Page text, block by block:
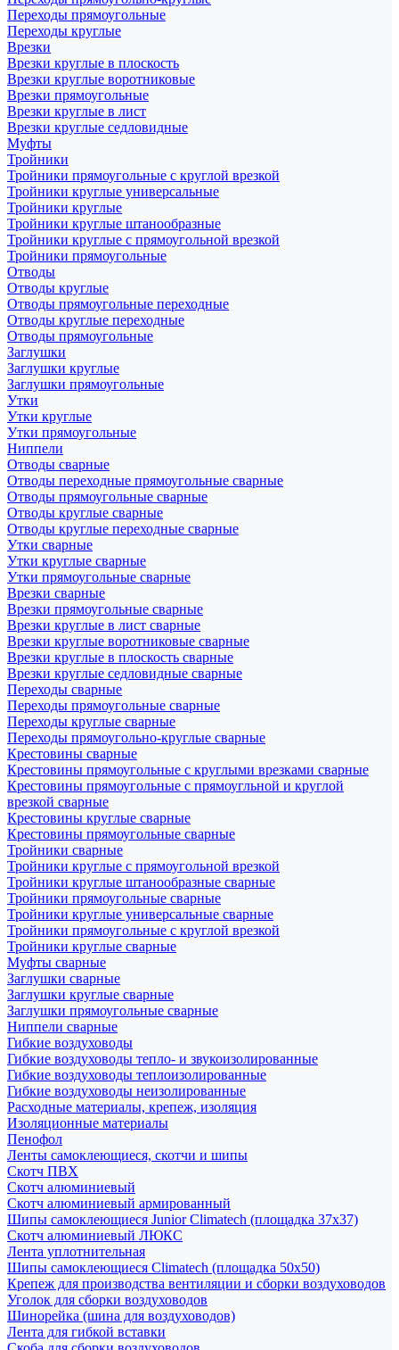
Переходы прямоугольные
Переходы круглые
Врезки
Врезки круглые в плоскость
Врезки круглые воротниковые
Врезки прямоугольные
Врезки круглые в лист
Врезки круглые седловидные
Муфты
Тройники
Тройники прямоугольные с круглой врезкой
Тройники круглые универсальные
Тройники круглые
Тройники круглые штанообразные
Тройники круглые с прямоугольной врезкой
Тройники прямоугольные
Отводы
Отводы круглые
Отводы прямоугольные переходные
Отводы круглые переходные
Отводы прямоугольные
Заглушки
Заглушки круглые
Заглушки прямоугольные
Утки
Утки круглые
Утки прямоугольные
Ниппели
Отводы сварные
Отводы переходные прямоугольные сварные
Отводы прямоугольные сварные
Отводы круглые сварные
Отводы круглые переходные сварные
Утки сварные
Утки круглые сварные
Утки прямоугольные сварные
Врезки сварные
Врезки прямоугольные сварные
Врезки круглые в лист сварные
Врезки круглые воротниковые сварные
Врезки круглые в плоскость сварные
Врезки круглые седловидные сварные
Переходы сварные
Переходы прямоугольные сварные
Переходы круглые сварные
Переходы прямоугольно-круглые сварные
Крестовины сварные
Крестовины прямоугольные с круглыми врезками сварные
Крестовины прямоугольные с прямоугльной и круглой
врезкой сварные
Крестовины круглые сварные
Крестовины прямоугольные сварные
Тройники сварные
Тройники круглые с прямоугольной врезкой
Тройники круглые штанообразные сварные
Тройники прямоугольные сварные
Тройники круглые универсальные сварные
Тройники прямоугольные с круглой врезкой
Тройники круглые сварные
Муфты сварные
Заглушки сварные
Заглушки круглые сварные
Заглушки прямоугольные сварные
Ниппели сварные
Гибкие воздуховоды
Гибкие воздуховоды тепло- и звукоизолированные
Гибкие воздуховоды теплоизолированные
Гибкие воздуховоды неизолированные
Расходные материалы, крепеж, изоляция
Изоляционные материалы
Пенофол
Ленты самоклеющиеся, скотчи и шипы
Скотч ПВХ
Скотч алюминиевый
Скотч алюминиевый армированный
Шипы самоклеющиеся Junior Climatech (площадка 37х37)
Скотч алюминиевый ЛЮКС
Лента уплотнительная
Шипы самоклеющиеся Climatech (площадка 50х50)
Крепеж для производства вентиляции и сборки воздуховодов
Уголок для сборки воздуховодов
Шинорейка (шина для воздуховодов)
Лента для гибкой вставки